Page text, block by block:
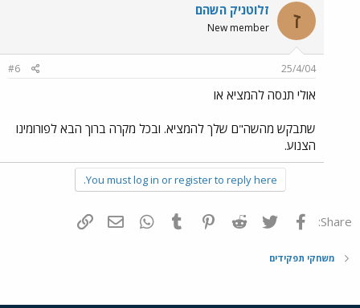
ז זלוטניק השהם
New member
25/4/04
#6
אולי תנסה להמציא או
שתבקש מהשה"ם שלך להמציא. ובכל מקרה ברוך הבא לפורומינו
הצנוע.
You must log in or register to reply here.
Share: פייסבוק Twitter
Reddit
Pinterest
Tumblr
WhatsAppדואר אלקטרוני
משחקי תפקידים